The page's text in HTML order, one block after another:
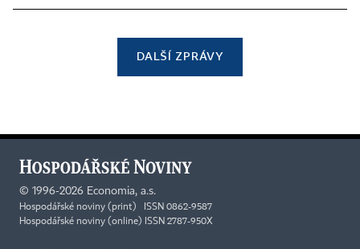
DALŠÍ ZPRÁVY
© 1996-2026 Economia, a.s.
Hospodářské noviny (print) ISSN 0862-9587
Hospodářské noviny (online) ISSN 2787-950X